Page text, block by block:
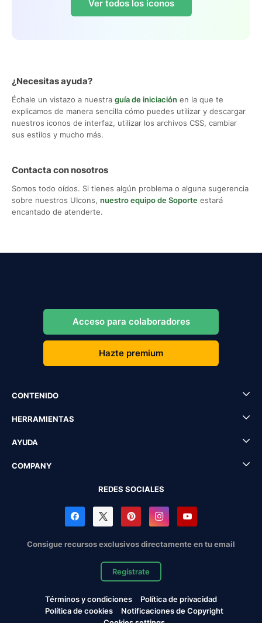
Ver todos los iconos
¿Necesitas ayuda?
Échale un vistazo a nuestra guía de iniciación en la que te
explicamos de manera sencilla cómo puedes utilizar y descargar
nuestros iconos de interfaz, utilizar los archivos CSS, cambiar
sus estilos y mucho más.
Contacta con nosotros
Somos todo oídos. Si tienes algún problema o alguna sugerencia
sobre nuestros UIcons, nuestro equipo de Soporte estará
encantado de atenderte.
Acceso para colaboradores
Hazte premium
CONTENIDO
HERRAMIENTAS
AYUDA
COMPANY
REDES SOCIALES
Consigue recursos exclusivos directamente en tu email
Regístrate
Términos y condiciones
Política de privacidad
Política de cookies
Notificaciones de Copyright